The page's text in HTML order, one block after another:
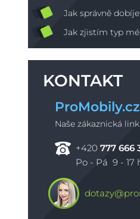
Jak správně
Jak zjistím typ
KONTAKT
ProMobily.cz
Naše zákaznická
+420 777 666
Po - Pá 9 - 17